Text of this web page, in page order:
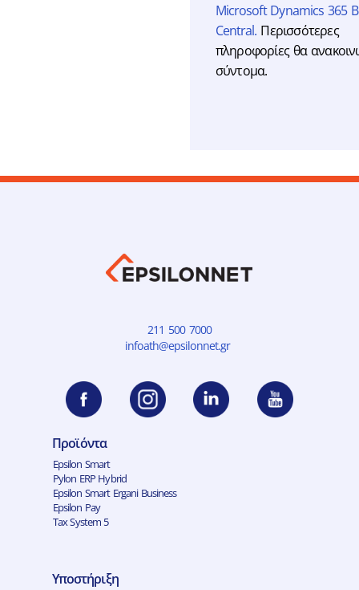
Microsoft Dynamics 365
Central. Περισσότερες
πληροφορίες θα
σύντομα.
211 500 7000
infoath@epsilonnet.gr
Προϊόντα
Epsilon Smart
Pylon ERP Hybrid
Epsilon Smart Ergani Business
Epsilon Pay
Tax System 5
Υποστήριξη